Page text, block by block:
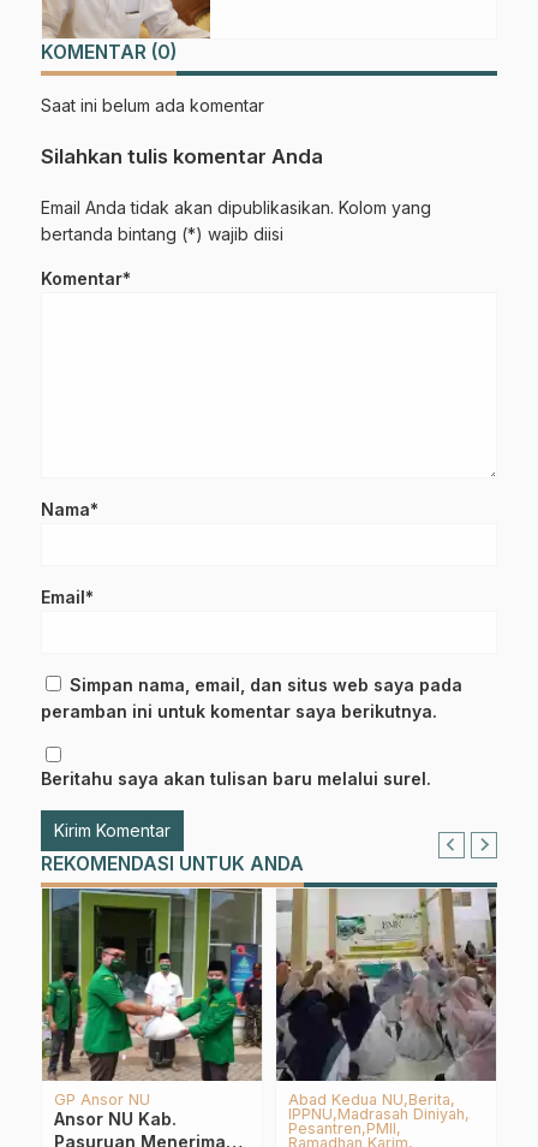
KOMENTAR (0)
Saat ini belum ada komentar
Silahkan tulis komentar Anda
Email Anda tidak akan dipublikasikan. Kolom yang
bertanda bintang (*) wajib diisi
Komentar*
Nama*
Email*
Simpan nama, email, dan situs web saya pada
peramban ini untuk komentar saya berikutnya.
Beritahu saya akan tulisan baru melalui surel.
REKOMENDASI UNTUK ANDA
GP Ansor NU
Ansor NU Kab.
Pasuruan Menerima
Abad Kedua NU Berita
IPPNU Madrasah Diniyah
Pesantren PMII
Ramadhan Karim